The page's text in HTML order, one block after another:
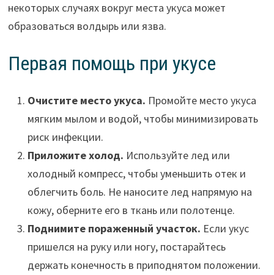
некоторых случаях вокруг места укуса может
образоваться волдырь или язва.
Первая помощь при укусе
Очистите место укуса. Промойте место укуса
мягким мылом и водой, чтобы минимизировать
риск инфекции.
Приложите холод. Используйте лед или
холодный компресс, чтобы уменьшить отек и
облегчить боль. Не наносите лед напрямую на
кожу, оберните его в ткань или полотенце.
Поднимите пораженный участок. Если укус
пришелся на руку или ногу, постарайтесь
держать конечность в приподнятом положении.